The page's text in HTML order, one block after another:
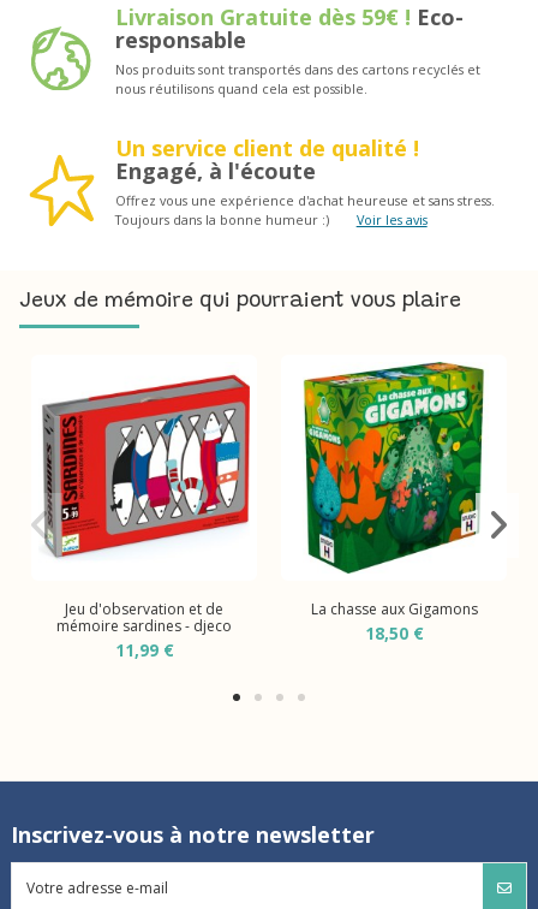
Livraison Gratuite dès 59€ ! Eco-
responsable
Nos produits sont transportés dans des cartons recyclés et
nous réutilisons quand cela est possible.
Un service client de qualité !
Engagé, à l'écoute
Offrez vous une expérience d'achat heureuse et sans stress.
Toujours dans la bonne humeur :)
Voir les avis
Jeux de mémoire qui pourraient vous plaire
Jeu d'observation et de
mémoire sardines - djeco
11,99 €
La chasse aux Gigamons
18,50 €
Inscrivez-vous à notre newsletter